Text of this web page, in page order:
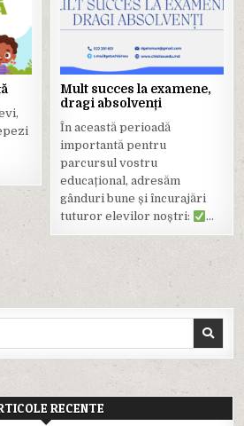
Posted
in
Mult succes la examene,
dragi absolvenți
În această perioadă
importantă pentru
parcursul vostru
educațional, adresăm
gânduri bune și încurajări
tuturor elevilor noștri:
…
RECENTE